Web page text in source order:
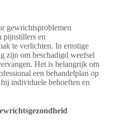
gewrichtsproblemen
pijnstillers en
te verlichten. In ernstige
zijn om beschadigd weefsel
Het is belangrijk om
een behandelplan op
individuele behoeften en